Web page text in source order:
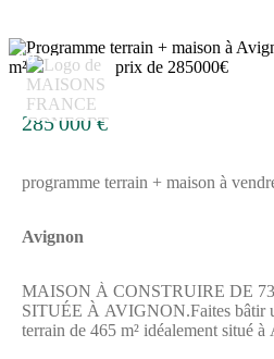
pas à prendre contact avec Julien
supprimé)) pour plus de
modalités de vente.
10
285 000 €
programme terrain + maison à
Avignon
MAISON À CONSTRUIRE DE
SITUÉE À AVIGNON.Faites bâtir
terrain de 465 m² idéalement situé